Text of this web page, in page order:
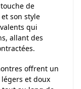
de
son style
qui
allant des
offrent un
et doux